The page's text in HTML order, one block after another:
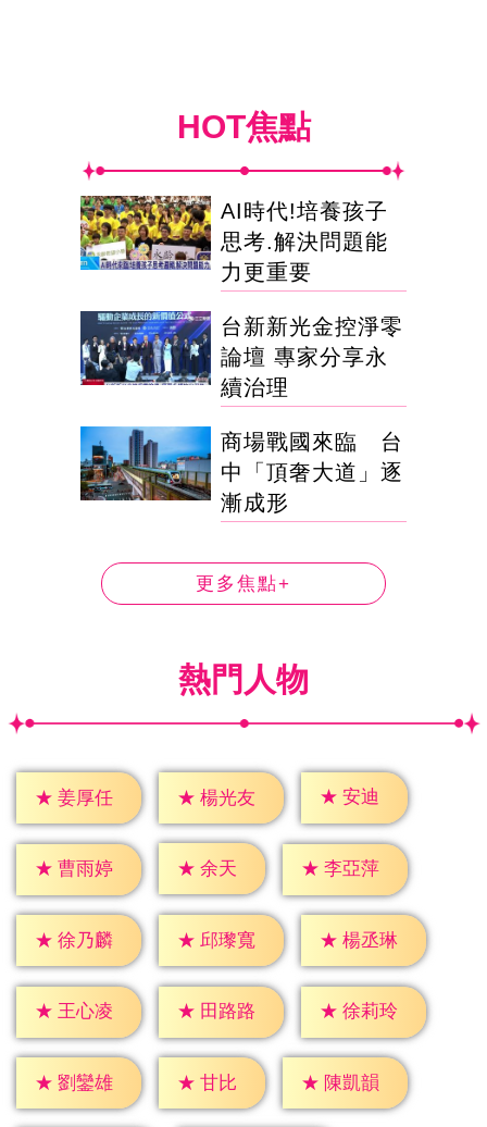
HOT焦點
AI時代!培養孩子
思考.解決問題能
力更重要
台新新光金控淨零
論壇 專家分享永
續治理
商場戰國來臨 台
中「頂奢大道」逐
漸成形
更多焦點+
熱門人物
★ 姜厚任 ★ 楊光友 ★ 安迪
★ 曹雨婷 ★ 余天 ★ 李亞萍
★ 徐乃麟 ★ 邱瓈寬 ★ 楊丞琳
★ 王心凌 ★ 田路路 ★ 徐莉玲
★ 劉鑾雄 ★ 甘比 ★ 陳凱韻